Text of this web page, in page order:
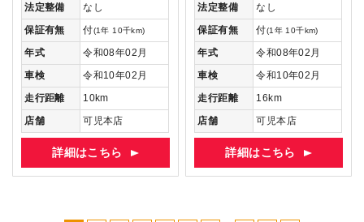
法定整備
なし
保証有無
付(1年 10千km)
年式
令和08年02月
車検
令和10年02月
走行距離
10km
店舗
可児本店
詳細はこちら
法定整備
なし
保証有無
付(1年 10千km)
年式
令和08年02月
車検
令和10年02月
走行距離
16km
店舗
可児本店
詳細はこちら